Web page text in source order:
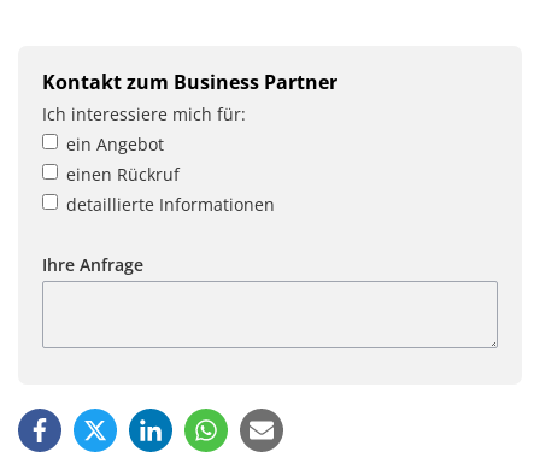
Kontakt zum Business Partner
Ich interessiere mich für:
ein Angebot
einen Rückruf
detaillierte Informationen
Ihre Anfrage